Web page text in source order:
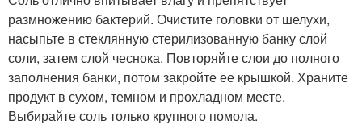
размножению бактерий. Очистите головки от шелухи,
насыпьте в стеклянную стерилизованную банку слой
соли, затем слой чеснока. Повторяйте слои до полного
заполнения банки, потом закройте ее крышкой. Храните
продукт в сухом, темном и прохладном месте.
Выбирайте соль только крупного помола.